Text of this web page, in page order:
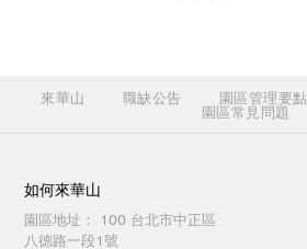
來華山 職缺公告 園區管理要點
園區常見問題
如何來華山
園區地址：
100 台北市中正區
八德路一段1號